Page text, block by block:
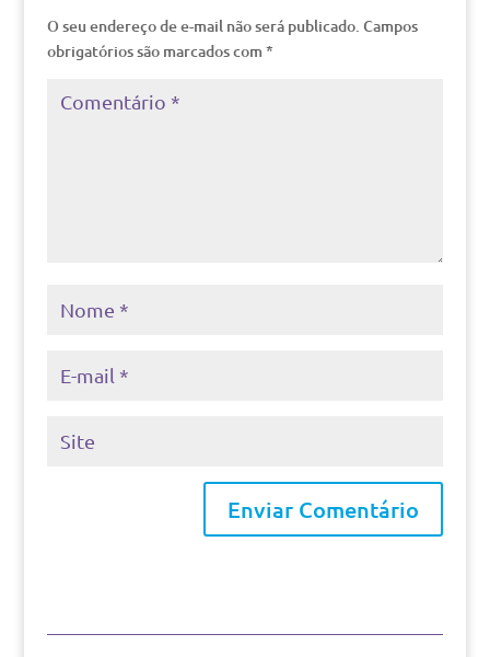
O seu endereço de e-mail não será publicado. Campos
obrigatórios são marcados com *